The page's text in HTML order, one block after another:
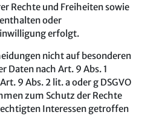
Rechte und Freiheiten sowie
oder
erfolgt.
nicht auf besonderen
Daten nach Art. 9 Abs. 1
9 Abs. 2 lit. a oder g DSGVO
zum Schutz der Rechte
Interessen getroffen